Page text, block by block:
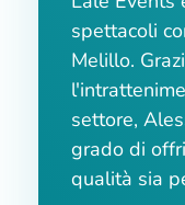
spettacoli
Melillo.
settore,
grado di
qualità sia